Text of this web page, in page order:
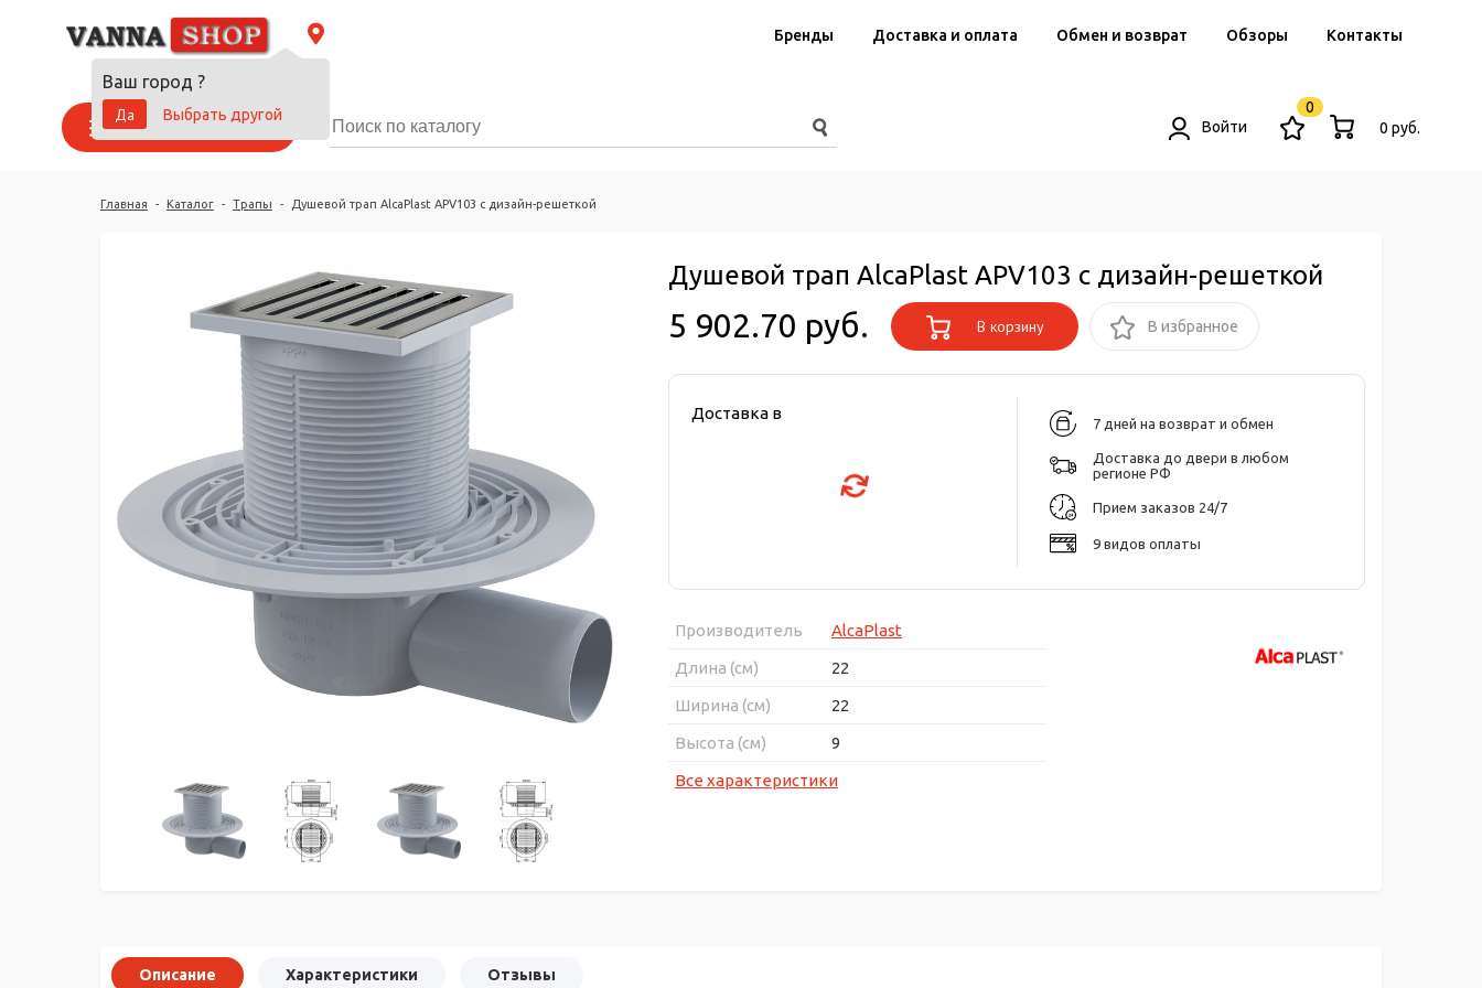
Ваш город ?
Да
Выбрать другой
Бренды Доставка и оплата Обмен и возврат Обзоры Контакты
Каталог товаров Войти
0
0 руб.
Главная - Каталог - Трапы - Душевой трап AlcaPlast APV103 с дизайн-решеткой
Душевой трап AlcaPlast APV103 с дизайн-решеткой
5 902.70 руб. В корзину В избранное
Доставка в
7 дней на возврат и обмен
Доставка до двери в любом
регионе РФ
Прием заказов 24/7
9 видов оплаты
Производитель
AlcaPlast
Длина (см)
22
Ширина (см)
22
Высота (см)
9
Все характеристики
Описание Характеристики Отзывы